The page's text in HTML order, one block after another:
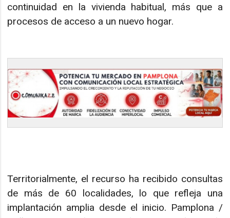
continuidad en la vivienda habitual, más que a
procesos de acceso a un nuevo hogar.
Territorialmente, el recurso ha recibido consultas
de más de 60 localidades, lo que refleja una
implantación amplia desde el inicio. Pamplona /